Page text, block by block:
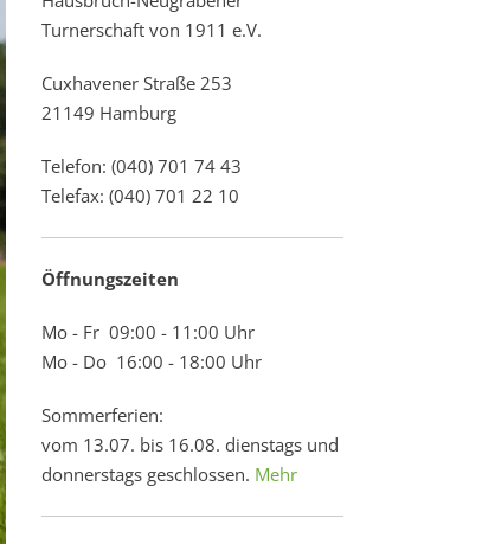
Turnerschaft von 1911 e.V.
Cuxhavener Straße 253
21149 Hamburg
Telefon: (040) 701 74 43
Telefax: (040) 701 22 10
Öffnungszeiten
Mo - Fr 09:00 - 11:00 Uhr
Mo - Do 16:00 - 18:00 Uhr
Sommerferien:
vom 13.07. bis 16.08. dienstags und
donnerstags geschlossen. Mehr